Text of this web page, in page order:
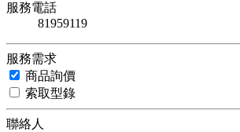
服務電話
81959119
服務需求
商品詢價
索取型錄
聯絡人